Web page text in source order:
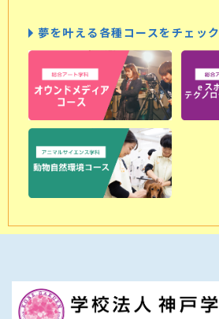
夢を叶える各種コースをチェック